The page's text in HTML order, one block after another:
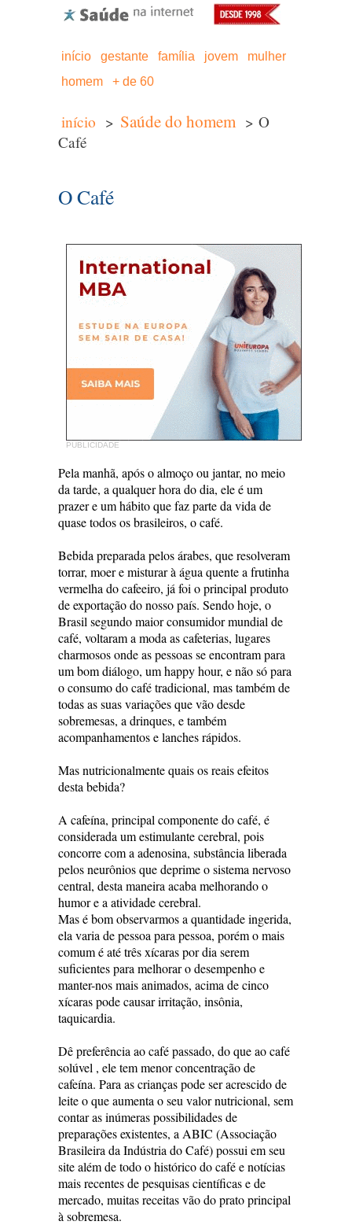
início gestante família jovem
mulher
homem
+ de 60
início > Saúde do homem > O
Café
O Café
PUBLICIDADE
Pela manhã, após o almoço ou jantar, no meio
da tarde, a qualquer hora do dia, ele é um
prazer e um hábito que faz parte da vida de
quase todos os brasileiros, o café.
Bebida preparada pelos árabes, que resolveram
torrar, moer e misturar à água quente a frutinha
vermelha do cafeeiro, já foi o principal produto
de exportação do nosso país. Sendo hoje, o
Brasil segundo maior consumidor mundial de
café, voltaram a moda as cafeterias, lugares
charmosos onde as pessoas se encontram para
um bom diálogo, um happy hour, e não só para
o consumo do café tradicional, mas também de
todas as suas variações que vão desde
sobremesas, a drinques, e também
acompanhamentos e lanches rápidos.
Mas nutricionalmente quais os reais efeitos
desta bebida?
A cafeína, principal componente do café, é
considerada um estimulante cerebral, pois
concorre com a adenosina, substância liberada
pelos neurônios que deprime o sistema nervoso
central, desta maneira acaba melhorando o
humor e a atividade cerebral.
Mas é bom observarmos a quantidade ingerida,
ela varia de pessoa para pessoa, porém o mais
comum é até três xícaras por dia serem
suficientes para melhorar o desempenho e
manter-nos mais animados, acima de cinco
xícaras pode causar irritação, insônia,
taquicardia.
Dê preferência ao café passado, do que ao café
solúvel , ele tem menor concentração de
cafeína. Para as crianças pode ser acrescido de
leite o que aumenta o seu valor nutricional, sem
contar as inúmeras possibilidades de
preparações existentes, a ABIC (Associação
Brasileira da Indústria do Café) possui em seu
site além de todo o histórico do café e notícias
mais recentes de pesquisas científicas e de
mercado, muitas receitas vão do prato principal
à sobremesa.